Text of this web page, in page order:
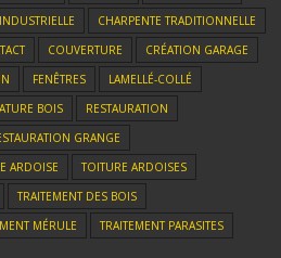
CHARPENTE TRADITIONNELLE
COUVERTURE
CRÉATION GARAGE
FENÊTRES
LAMELLÉ-COLLÉ
BOIS
RESTAURATION
GRANGE
ARDOISE
TOITURE ARDOISES
TRAITEMENT DES BOIS
MÉRULE
TRAITEMENT PARASITES